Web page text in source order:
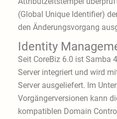
(Global Unique Identifier)
den Änderungsvorgang
Identity
Seit CoreBiz 6.0 ist Samba
Server integriert und wird
Server ausgeliefert. Im
Vorgängerversionen kann
kompatiblen Domain